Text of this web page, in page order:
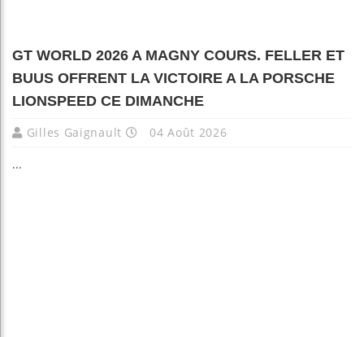
GT WORLD 2026 A MAGNY COURS. FELLER ET
BUUS OFFRENT LA VICTOIRE A LA PORSCHE
LIONSPEED CE DIMANCHE
Gilles Gaignault 04 Août 2026
...